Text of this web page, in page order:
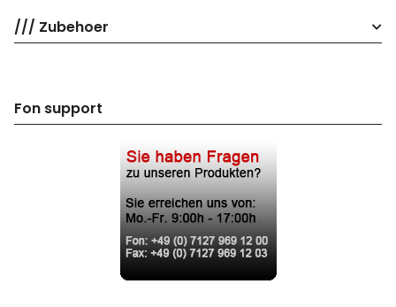
/// Zubehoer
Fon support